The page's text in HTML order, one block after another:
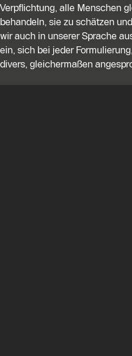
Verpflichtung, alle Menschen
behandeln, sie zu schätzen
wir auch in unserer Sprache
ein, sich bei jeder
divers, gleichermaßen